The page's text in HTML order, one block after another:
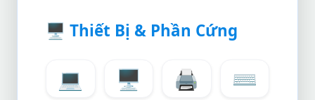
🖥️ Thiết Bị & Phần Cứng
💻 🖥️ 🖨️
⌨️